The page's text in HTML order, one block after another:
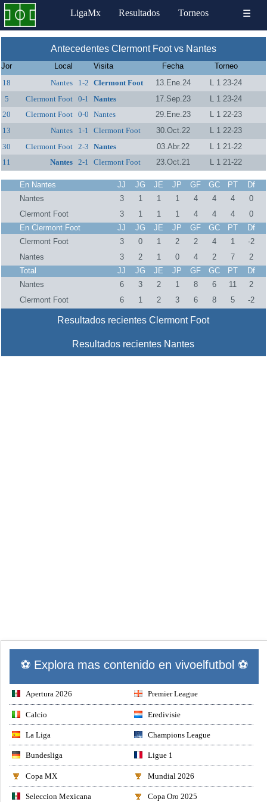
LigaMx Resultados Torneos ☰
Antecedentes Clermont Foot vs Nantes
Jor Local Visita Fecha
Torneo
18
Nantes 1-2 Clermont Foot 13.Ene.24
L 1 23-24
5
Clermont Foot 0-1 Nantes 17.Sep.23
L 1 23-24
20
Clermont Foot 0-0 Nantes 29.Ene.23
L 1 22-23
13
Nantes 1-1 Clermont Foot 30.Oct.22
L 1 22-23
30
Clermont Foot 2-3 Nantes 03.Abr.22
L 1 21-22
11
Nantes 2-1 Clermont Foot 23.Oct.21 L 1 21-22
En Nantes JJ JG JE JP GF GC PT
Df
Nantes
3 1 1 1 4 4 4
0
Clermont Foot
3 1 1 1 4 4 4
0
En Clermont Foot
JJ JG JE JP GF GC PT
Df
Clermont Foot
3 0 1 2 2 4 1
-2
Nantes
3 2 1 0 4 2 7
2
Total
JJ JG JE JP GF GC PT
Df
Nantes
6 3 2 1 8 6 11
2
Clermont Foot
6 1 2 3 6 8 5 -2
Resultados recientes Clermont Foot
Resultados recientes Nantes
⚽ Explora mas contenido en vivoelfutbol ⚽
Apertura 2026 Premier League
Calcio Eredivisie
La Liga Champions League
Bundesliga Ligue 1
Copa MX Mundial 2026
Seleccion Mexicana Copa Oro 2025